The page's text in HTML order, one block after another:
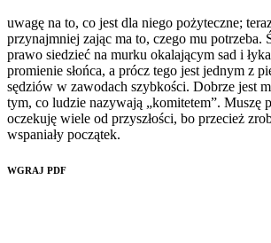
uwagę na to, co jest dla niego pożyteczne;
przynajmniej zając ma to, czego mu potrzeba.
prawo siedzieć na murku okalającym sad i
promienie słońca, a prócz tego jest jednym z
sędziów w zawodach szybkości. Dobrze jest
tym, co ludzie nazywają „komitetem”. Muszę
oczekuję wiele od przyszłości, bo przecież
WGRAJ PDF